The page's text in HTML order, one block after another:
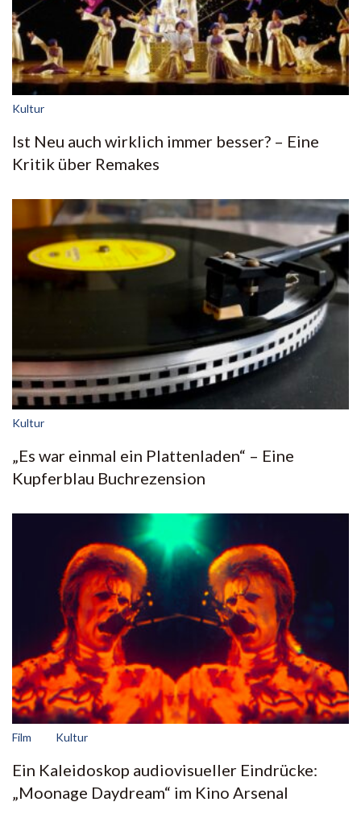
Kultur
Ist Neu auch wirklich immer besser? – Eine
Kritik über Remakes
Kultur
„Es war einmal ein Plattenladen“ – Eine
Kupferblau Buchrezension
Film Kultur
Ein Kaleidoskop audiovisueller Eindrücke:
„Moonage Daydream“ im Kino Arsenal